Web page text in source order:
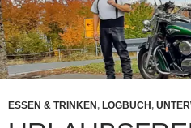
ESSEN & TRINKEN , LOGBUCH ,